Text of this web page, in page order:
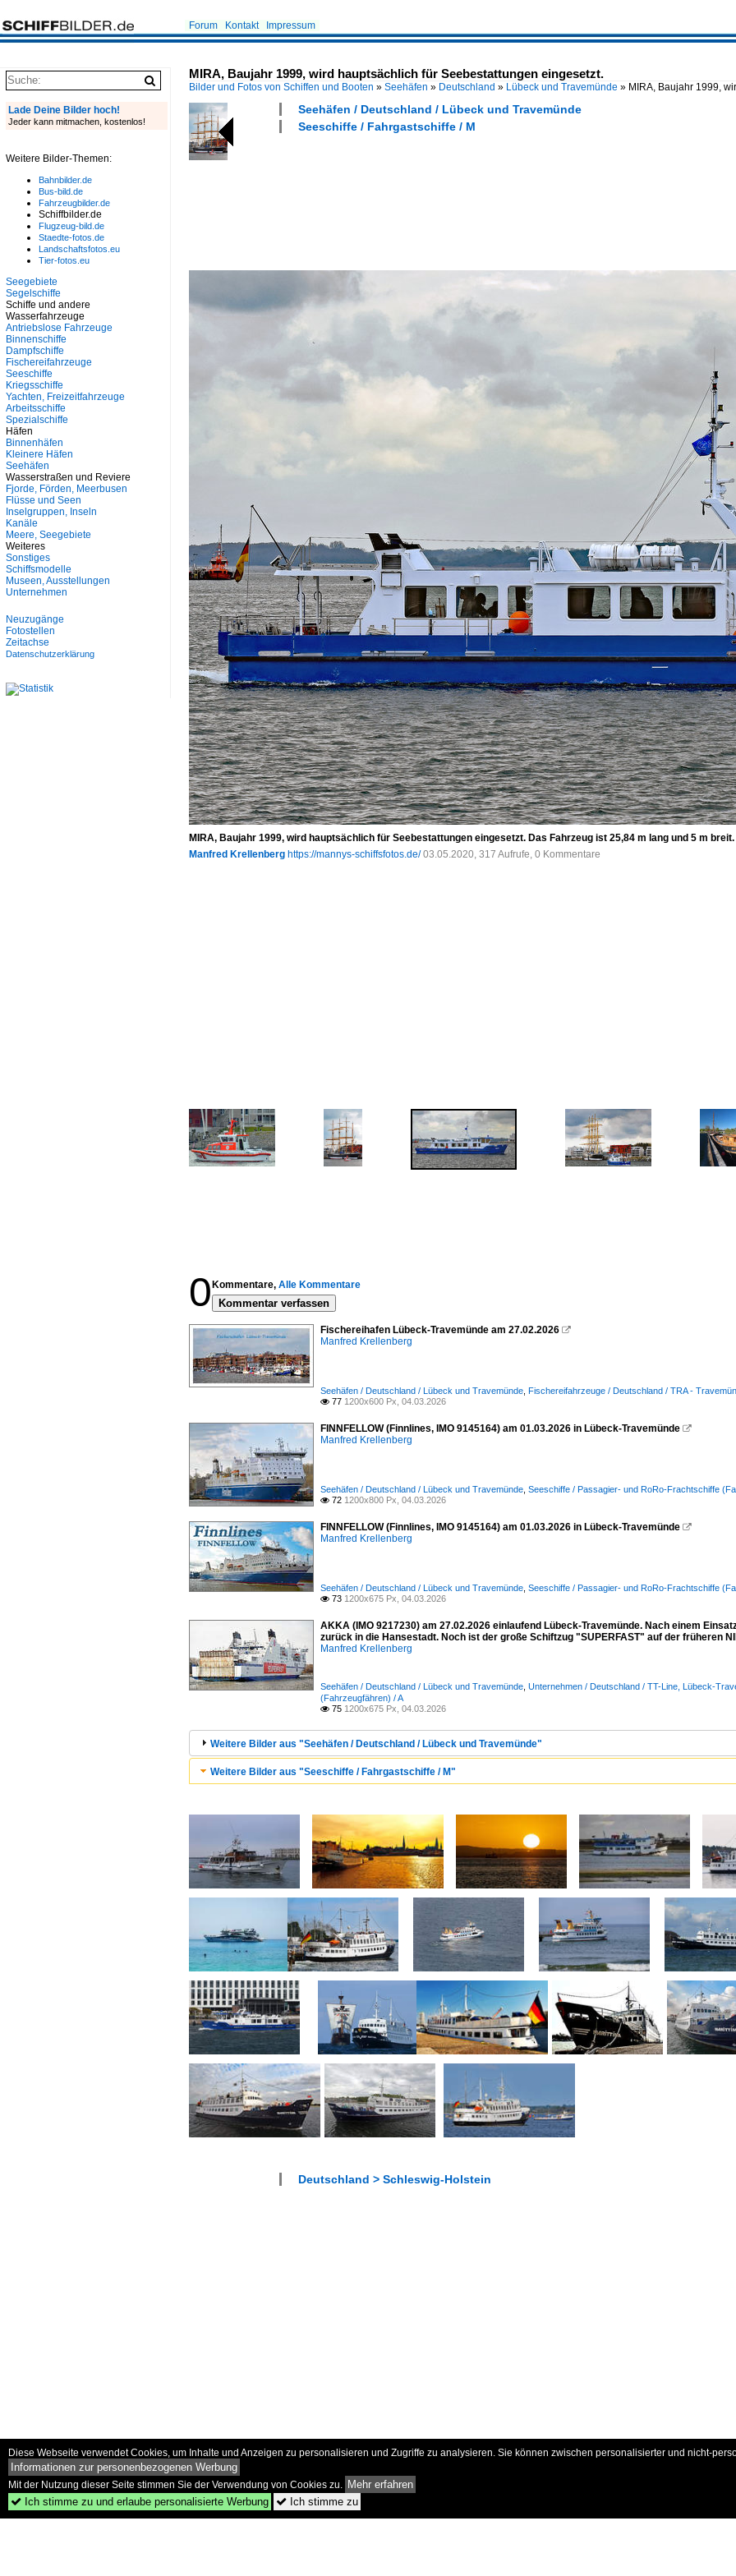
Forum Kontakt Impressum
MIRA, Baujahr 1999, wird hauptsächlich für Seebestattungen eingesetzt.
Bilder und Fotos von Schiffen und Booten » Seehäfen » Deutschland » Lübeck und Travemünde » MIRA, Baujahr 1999,
Seehäfen / Deutschland / Lübeck und Travemünde
Seeschiffe / Fahrgastschiffe / M
MIRA, Baujahr 1999, wird hauptsächlich für Seebestattungen eingesetzt. Das Fahrzeug ist 25,84 m lang und 5 m
Manfred Krellenberg https://mannys-schiffsfotos.de/ 03.05.2020, 317 Aufrufe, 0 Kommentare
0 Kommentare, Alle Kommentare
Kommentar verfassen
Fischereihafen Lübeck-Travemünde am 27.02.2026 
Manfred Krellenberg
Seehäfen / Deutschland / Lübeck und Travemünde Fischereifahrzeuge / Deutschland / TRA -
 77 1200x600 Px, 04.03.2026
FINNFELLOW (Finnlines, IMO 9145164) am 01.03.2026 in Lübeck-Travemünde 
Manfred Krellenberg
Seehäfen / Deutschland / Lübeck und Travemünde Seeschiffe / Passagier- und RoRo-Frachtschiffe
 72 1200x800 Px, 04.03.2026
FINNFELLOW (Finnlines, IMO 9145164) am 01.03.2026 in Lübeck-Travemünde 
Manfred Krellenberg
Seehäfen / Deutschland / Lübeck und Travemünde Seeschiffe / Passagier- und RoRo-Frachtschiffe
 73 1200x675 Px, 04.03.2026
AKKA (IMO 9217230) am 27.02.2026 einlaufend Lübeck-Travemünde. Nach einem
zurück in die Hansestadt. Noch ist der große Schiftzug "SUPERFAST" auf der früheren
Manfred Krellenberg
Seehäfen / Deutschland / Lübeck und Travemünde Unternehmen / Deutschland / TT-Line, Lübeck-
(Fahrzeugfähren) / A
 75 1200x675 Px, 04.03.2026
Weitere Bilder aus "Seehäfen / Deutschland / Lübeck und Travemünde"
Weitere Bilder aus "Seeschiffe / Fahrgastschiffe / M"
Deutschland > Schleswig-Holstein
Lade Deine Bilder hoch!
Jeder kann mitmachen, kostenlos!
Weitere Bilder-Themen:
Bahnbilder.de
Bus-bild.de
Fahrzeugbilder.de
Schiffbilder.de
Flugzeug-bild.de
Staedte-fotos.de
Landschaftsfotos.eu
Tier-fotos.eu
Seegebiete
Segelschiffe
Schiffe und andere
Wasserfahrzeuge
Antriebslose Fahrzeuge
Binnenschiffe
Dampfschiffe
Fischereifahrzeuge
Seeschiffe
Kriegsschiffe
Yachten, Freizeitfahrzeuge
Arbeitsschiffe
Spezialschiffe
Häfen
Binnenhäfen
Kleinere Häfen
Seehäfen
Wasserstraßen und Reviere
Fjorde, Förden, Meerbusen
Flüsse und Seen
Inselgruppen, Inseln
Kanäle
Meere, Seegebiete
Weiteres
Sonstiges
Schiffsmodelle
Museen, Ausstellungen
Unternehmen
Neuzugänge
Fotostellen
Zeitachse
Datenschutzerklärung
Diese Webseite verwendet Cookies, um Inhalte und Anzeigen zu personalisieren und Zugriffe zu analysieren. Sie können zwischen personalisierter und nicht-
Informationen zur personenbezogenen Werbung
Mit der Nutzung dieser Seite stimmen Sie der Verwendung von Cookies zu. Mehr erfahren
 Ich stimme zu und erlaube personalisierte Werbung  Ich stimme zu